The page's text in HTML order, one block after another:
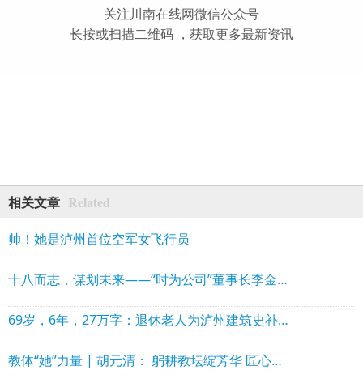
关注川南在线网微信公众号
长按或扫描二维码 ，获取更多最新资讯
相关文章 Related
帅！她是泸州首位空军女飞行员
十八而志，谋划未来——“时为公司”董事长李金龙受邀参加第五届造价师节并分享经验
69岁，6年，27万字：退休老人为泸州建筑史补上珍贵拼图
教体“她”力量 | 胡元清： 躬耕教坛绽芳华 匠心培育结硕果